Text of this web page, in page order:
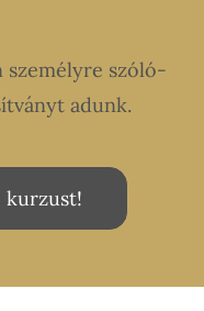
szóló-
adunk.
kurzust!